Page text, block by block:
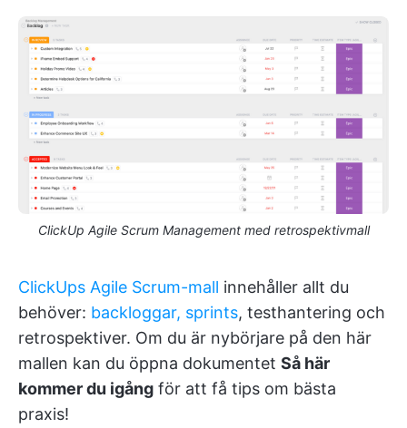
ClickUp Agile Scrum Management med retrospektivmall
ClickUps Agile Scrum-mall innehåller allt du
behöver: backloggar, sprints, testhantering och
retrospektiver. Om du är nybörjare på den här
mallen kan du öppna dokumentet Så här
kommer du igång för att få tips om bästa
praxis!